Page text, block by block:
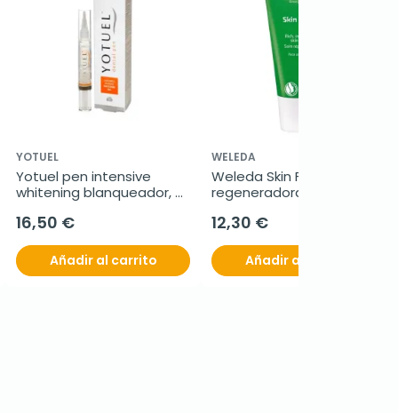
YOTUEL
Yotuel pen intensive
whitening blanqueador, 5
16,50 €
Añadir al carrito
WELEDA
Weleda Skin Food crema
regeneradora, 75 ml
12,30 €
Añadir al carrito